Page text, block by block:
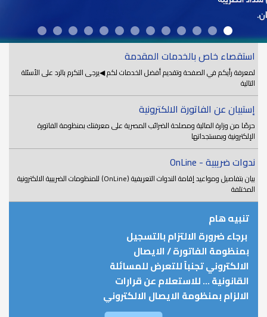
استقصاء خاص بالخدمات المقدمة
لمعرفة رأيكم في الصفحة وتقديم أفضل الخدمات لكم ◀يرجى التكرم بالرد على الأسئلة
التالية
إستبيان عن الفاتورة الالكترونية
حرصًا من وزارة المالية ومصلحة الضرائب المصرية على معرفتك بمنظومة الفاتورة
الإلكترونية وبمستجداتها
ندوات ضريبية - OnLine
بيان بتفاصيل ومواعيد إقامة الندوات التعريفية (OnLine) للمنظومات الضريبية الالكترونية
المختلفة
تنبيه هام
برجاء ضرورة الالتزام بالتسجيل
بمنظومة الفاتورة / الايصال
الالكتروني تجنباً للتعرض للمسائلة
القانونية ... للاستعلام عن قرارات
الالزام بمنظومة الايصال الالكتروني